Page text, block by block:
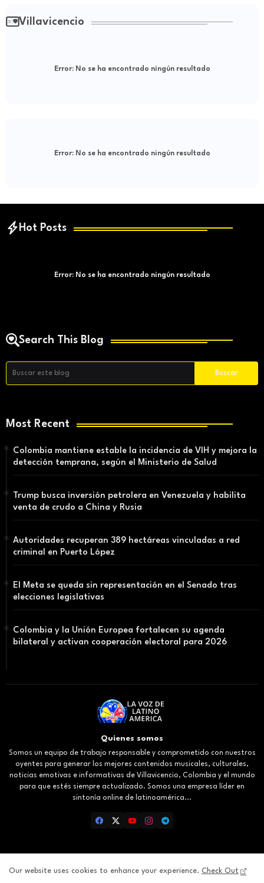
Villavicencio
Error:No se ha encontrado ningún resultado
Error:No se ha encontrado ningún resultado
Hot Posts
Error:No se ha encontrado ningún resultado
Search This Blog
Most Recent
Colombia mantiene estable la incidencia de VIH y mejora la
detección temprana, según el Ministerio de Salud
Trump busca inversión petrolera en Venezuela y habilita
venta de crudo a China y Rusia
Autoridades recuperan 389 hectáreas vinculadas a red
criminal en Puerto López
El Meta se queda sin representación en el Senado tras
elecciones legislativas
Colombia y la Unión Europea fortalecen su agenda
bilateral y activan cooperación electoral para 2026
Quienes somos
Somos un equipo de trabajo responsable y comprometido con nuestros
oyentes para generar los mejores contenidos musicales, culturales,
noticias emotivas e informativas de Villavicencio, Colombia y el mundo
para que estés siempre actualizado. Somos una empresa líder en
sintonía online de latinoamérica...
Inicio About Contact us Privacy Policy
Our website uses cookies to enhance your experience. Check Out